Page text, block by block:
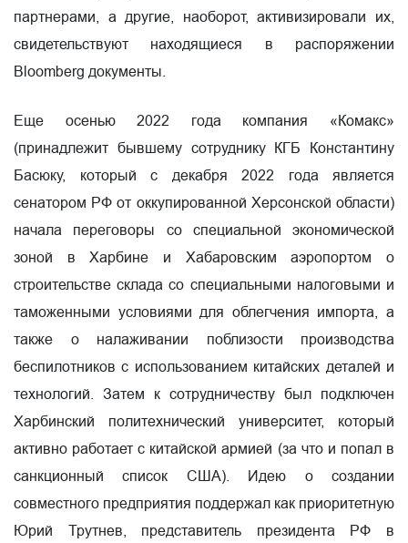
партнерами, а другие, наоборот, активизировали их,
свидетельствуют находящиеся в распоряжении
Bloomberg документы.
Еще осенью 2022 года компания «Комакс»
(принадлежит бывшему сотруднику КГБ Константину
Басюку, который с декабря 2022 года является
сенатором РФ от оккупированной Херсонской области)
начала переговоры со специальной экономической
зоной в Харбине и Хабаровским аэропортом о
строительстве склада со специальными налоговыми и
таможенными условиями для облегчения импорта, а
также о налаживании поблизости производства
беспилотников с использованием китайских деталей и
технологий. Затем к сотрудничеству был подключен
Харбинский политехнический университет, который
активно работает с китайской армией (за что и попал в
санкционный список США). Идею о создании
совместного предприятия поддержал как приоритетную
Юрий Трутнев, представитель президента РФ в